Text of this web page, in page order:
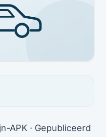
APK · Gepubliceerd